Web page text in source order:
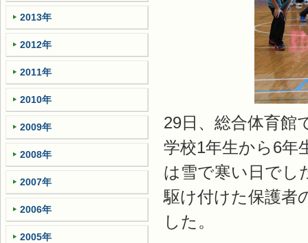
29日、総合体育館
学校1年生から6年
は雪で寒い日でし
駆け付けた保護者
した。
2013年
2012年
2011年
2010年
2009年
2008年
2007年
2006年
2005年